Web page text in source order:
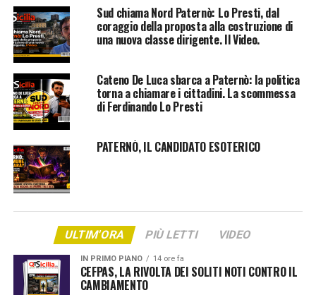
Sud chiama Nord Paternò: Lo Presti, dal
coraggio della proposta alla costruzione di
una nuova classe dirigente. Il Video.
Cateno De Luca sbarca a Paternò: la politica
torna a chiamare i cittadini. La scommessa
di Ferdinando Lo Presti
PATERNÒ, IL CANDIDATO ESOTERICO
ULTIM'ORA PIÙ LETTI VIDEO
IN PRIMO PIANO 14 ore fa
CEFPAS, LA RIVOLTA DEI SOLITI NOTI CONTRO IL
CAMBIAMENTO